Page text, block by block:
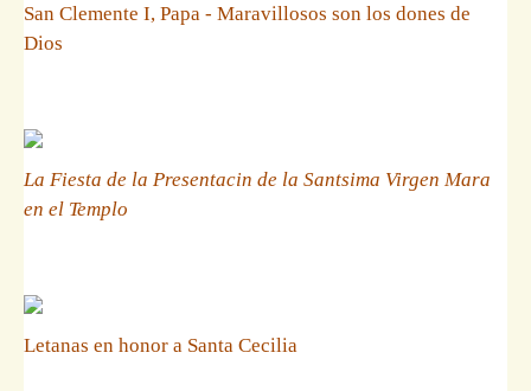
San Clemente I, Papa - Maravillosos son los dones de
Dios
La Fiesta de la Presentacin de la Santsima Virgen Mara
en el Templo
Letanas en honor a Santa Cecilia